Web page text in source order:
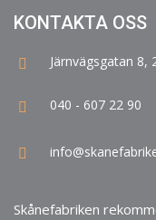
KONTAKTA OSS
Järnvägsgatan 8,
040 - 607 22 90
Skånefabriken